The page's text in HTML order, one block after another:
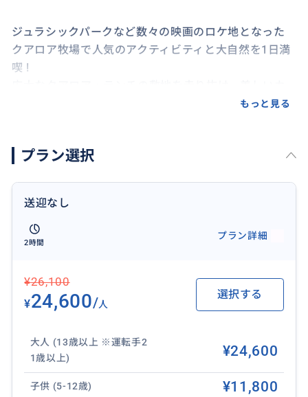
ジュラシックパークなど数々の映画のロケ地となった
クアロア牧場で人気のアクティビティと大自然を1日満
喫 !
アアヴァ渓谷や映画ロケ地も同時に巡ることが出来る
今までお子様が16歳未満だったり、同行者が運転がで
or) は6人まで乗れるので、ご家族やカップル、友達同
士で同じエキサイティングな体験をして頂けます。ラプ
ターの場合は、複数で乗車できるため同乗者の方が乗
コースは、ガイドが先導してくれるので安心! 途中3箇
所の写真スポットへ立ち寄ります。
『クアロア牧場 (クアロア・ランチ) とは』
ハワイ・オアフ島の北東にあり、古代ハワイでは王族
のみ立ち入りを許された聖なる地。壮大な山々と大草
もっと見る
プラン選択
送迎なし
2時間
プラン詳細
¥26,100
¥24,600/人
選択する
大人 (13歳以上 ※運転手2
1歳以上)
¥24,600
子供 (5-12歳) ¥11,800